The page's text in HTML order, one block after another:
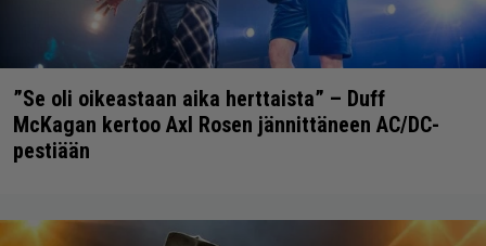
”Se oli oikeastaan aika herttaista” – Duff
McKagan kertoo Axl Rosen jännittäneen AC/DC-
pestiään